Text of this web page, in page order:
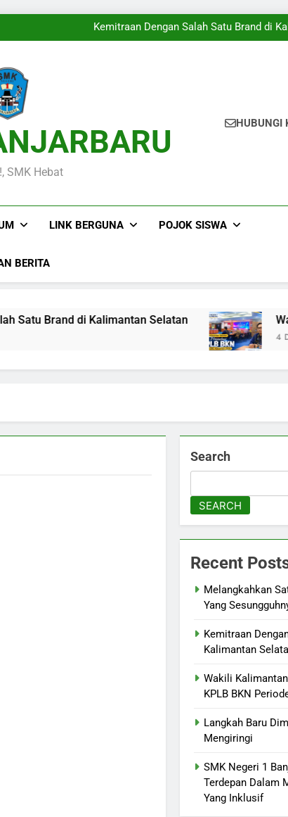
Melangkahkan Satu Kaki Menuju Dunia Kerja
Kemitraan Dengan Salah Satu Brand di
Wakili Kalimantan Selatan pada Presentasi KPLB
SMK Hebat
HUBUNGI
LINK BERGUNA POJOK SISWA
BERITA
Brand di Kalimantan Selatan Wakili
4 Days Ago
Search
SEARCH
Recent
Melangkahkan
Yang
Kemitraan
Kalimantan
Wakili
KPLB BKN
Langkah Baru
Mengiringi
SMK Negeri 1
Terdepan Dalam
Yang Inklusif